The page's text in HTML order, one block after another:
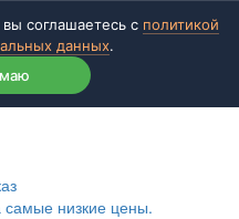
вы соглашаетесь с политикой
данных.
самые низкие цены.